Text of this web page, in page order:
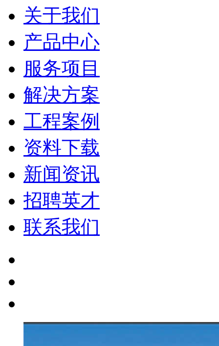
关于我们
产品中心
服务项目
解决方案
工程案例
资料下载
新闻资讯
招聘英才
联系我们